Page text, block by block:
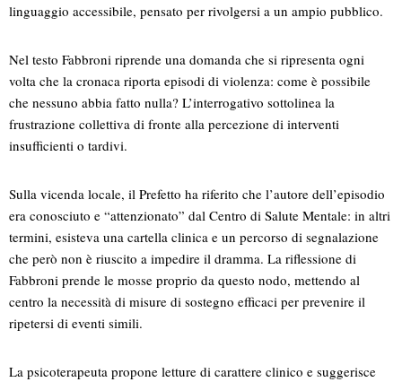
linguaggio accessibile, pensato per rivolgersi a un ampio pubblico.
Nel testo Fabbroni riprende una domanda che si ripresenta ogni
volta che la cronaca riporta episodi di violenza: come è possibile
che nessuno abbia fatto nulla? L’interrogativo sottolinea la
frustrazione collettiva di fronte alla percezione di interventi
insufficienti o tardivi.
Sulla vicenda locale, il Prefetto ha riferito che l’autore dell’episodio
era conosciuto e “attenzionato” dal Centro di Salute Mentale: in altri
termini, esisteva una cartella clinica e un percorso di segnalazione
che però non è riuscito a impedire il dramma. La riflessione di
Fabbroni prende le mosse proprio da questo nodo, mettendo al
centro la necessità di misure di sostegno efficaci per prevenire il
ripetersi di eventi simili.
La psicoterapeuta propone letture di carattere clinico e suggerisce